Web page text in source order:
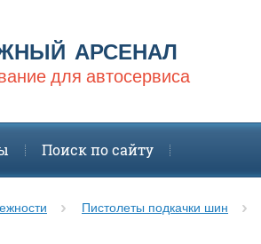
АРСЕНАЛ
для автосервиса
Поиск по сайту
Пистолеты подкачки шин